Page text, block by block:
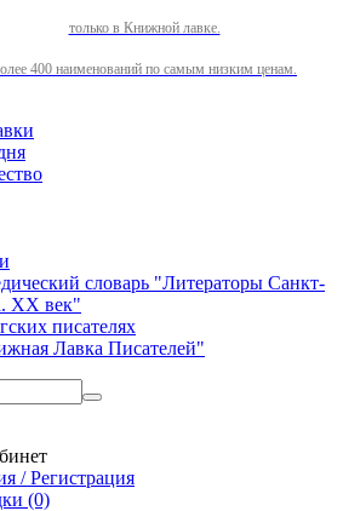
только в Книжной лавке.
400 наименований по самым низким ценам.
словарь "Литераторы Санкт-
XX век"
писателях
Лавка Писателей"
/ Регистрация
(0)